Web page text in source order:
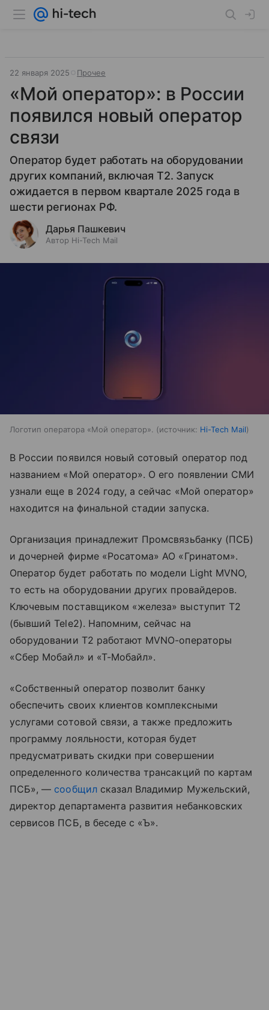
22 января 2025 Прочее
«Мой оператор»: в России
появился новый оператор
связи
Оператор будет работать на оборудовании
других компаний, включая T2. Запуск
ожидается в первом квартале 2025 года в
шести регионах РФ.
Дарья Пашкевич
Автор Hi-Tech Mail
Логотип оператора «Мой оператор». источник: Hi-Tech Mail
В России появился новый сотовый оператор под
названием «Мой оператор». О его появлении СМИ
узнали еще в 2024 году, а сейчас «Мой оператор»
находится на финальной стадии запуска.
Организация принадлежит Промсвязьбанку (ПСБ)
и дочерней фирме «Росатома» АО «Гринатом».
Оператор будет работать по модели Light MVNO,
то есть на оборудовании других провайдеров.
Ключевым поставщиком «железа» выступит T2
(бывший Tele2). Напомним, сейчас на
оборудовании T2 работают MVNO-операторы
«Сбер Мобайл» и «Т-Мобайл».
«Собственный оператор позволит банку
обеспечить своих клиентов комплексными
услугами сотовой связи, а также предложить
программу лояльности, которая будет
предусматривать скидки при совершении
определенного количества трансакций по картам
ПСБ», — сообщилсказал Владимир Мужельский,
директор департамента развития небанковских
сервисов ПСБ, в беседе с «Ъ».